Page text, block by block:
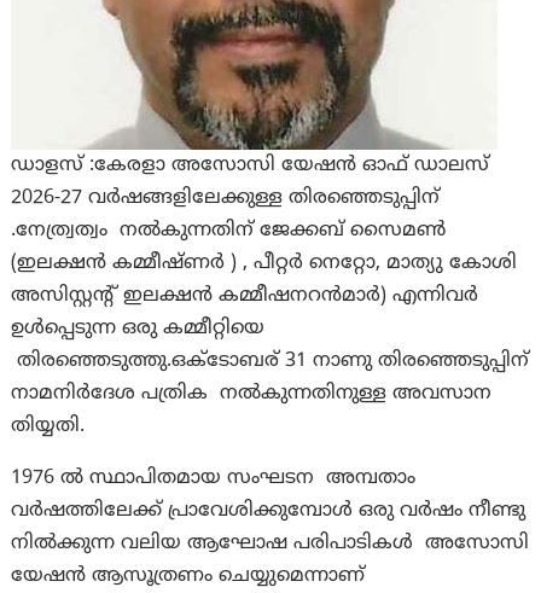
ഡാളസ് :കേരളാ അസോസി യേഷൻ ഓഫ് ഡാലസ്
2026-27 വർഷങ്ങളിലേക്കുള്ള തിരഞ്ഞെടുപ്പിന്
.നേത്ര്വത്വം നൽകുന്നതിന് ജേക്കബ് സൈമൺ
(ഇലക്ഷൻ കമ്മീഷ്ണർ ) , പീറ്റർ നെറ്റോ, മാത്യു കോശി
അസിസ്റ്റൻ്റ് ഇലക്ഷൻ കമ്മീഷനറൻമാർ) എന്നിവർ
ഉൾപ്പെടുന്ന ഒരു കമ്മീറ്റിയെ
തിരഞ്ഞെടുത്തു.ഒക്ടോബര് 31 നാണു തിരഞ്ഞെടുപ്പിന്
നാമനിർദേശ പത്രിക നൽകുന്നതിനുള്ള അവസാന
തിയ്യതി.
1976 ൽ സ്ഥാപിതമായ സംഘടന അമ്പതാം
വർഷത്തിലേക്ക് പ്രാവേശിക്കുമ്പോൾ ഒരു വർഷം നീണ്ടു
നിൽക്കുന്ന വലിയ ആഘോഷ പരിപാടികൾ അസോസി
യേഷൻ ആസൂത്രണം ചെയ്യുമെന്നാണ്